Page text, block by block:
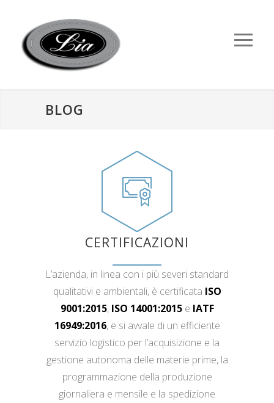
BLOG
CERTIFICAZIONI
L’azienda, in linea con i più severi standard
qualitativi e ambientali, è certificata ISO
9001:2015, ISO 14001:2015e IATF
16949:2016, e si avvale di un efficiente
servizio logistico per l’acquisizione e la
gestione autonoma delle materie prime, la
programmazione della produzione
giornaliera e mensile e la spedizione